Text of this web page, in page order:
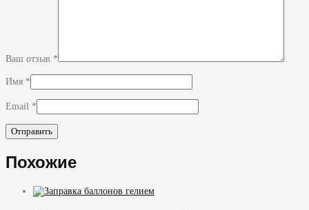
Ваш отзыв *
Имя *
Email *
Похожие